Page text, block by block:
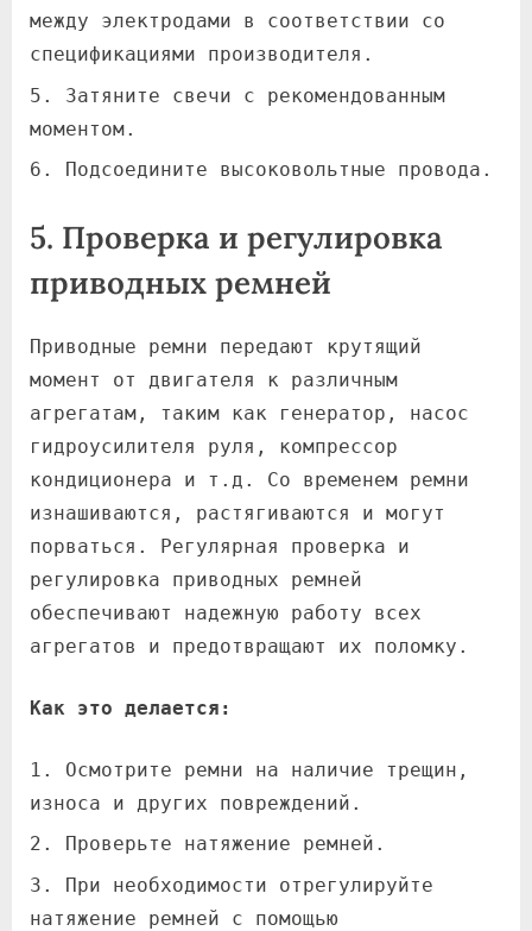
между электродами в соответствии со
спецификациями производителя.
Затяните свечи с рекомендованным
моментом.
Подсоедините высоковольтные провода.
5. Проверка и регулировка
приводных ремней
Приводные ремни передают крутящий
момент от двигателя к различным
агрегатам, таким как генератор, насос
гидроусилителя руля, компрессор
кондиционера и т.д. Со временем ремни
изнашиваются, растягиваются и могут
порваться. Регулярная проверка и
регулировка приводных ремней
обеспечивают надежную работу всех
агрегатов и предотвращают их поломку.
Как это делается:
Осмотрите ремни на наличие трещин,
износа и других повреждений.
Проверьте натяжение ремней.
При необходимости отрегулируйте
натяжение ремней с помощью